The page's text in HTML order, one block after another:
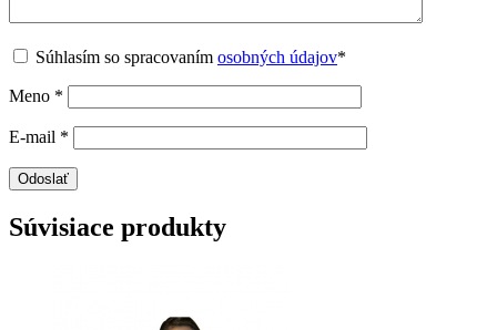
Súhlasím so spracovaním osobných údajov*
Meno *
E-mail *
Súvisiace produkty